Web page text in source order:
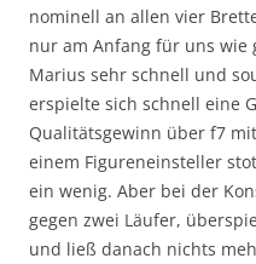
nominell an allen vier
nur am Anfang für uns wie
Marius sehr schnell und
erspielte sich schnell eine
Qualitätsgewinn über f7
einem Figureneinsteller
ein wenig. Aber bei der
gegen zwei Läufer,
und ließ danach nichts